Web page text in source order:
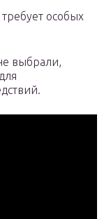
особых
выбрали,